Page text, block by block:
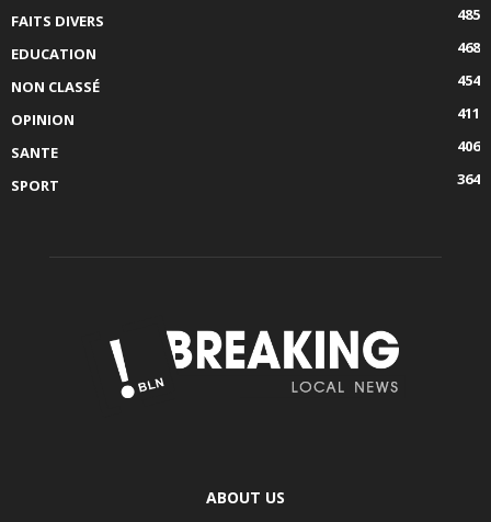
FAITS DIVERS
485
EDUCATION
468
NON CLASSÉ
454
OPINION
411
SANTE
406
SPORT
364
ABOUT US